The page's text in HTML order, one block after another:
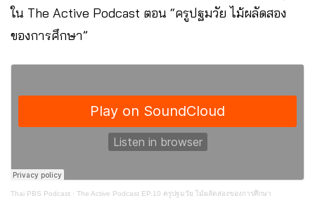
ใน The Active Podcast ตอน “ครูปฐมวัย ไม้ผลัดสอง
ของการศึกษา”
Thai PBS Podcast · The Active Podcast EP.10 ครูปฐมวัย ไม้ผลัดสองของการศึกษา